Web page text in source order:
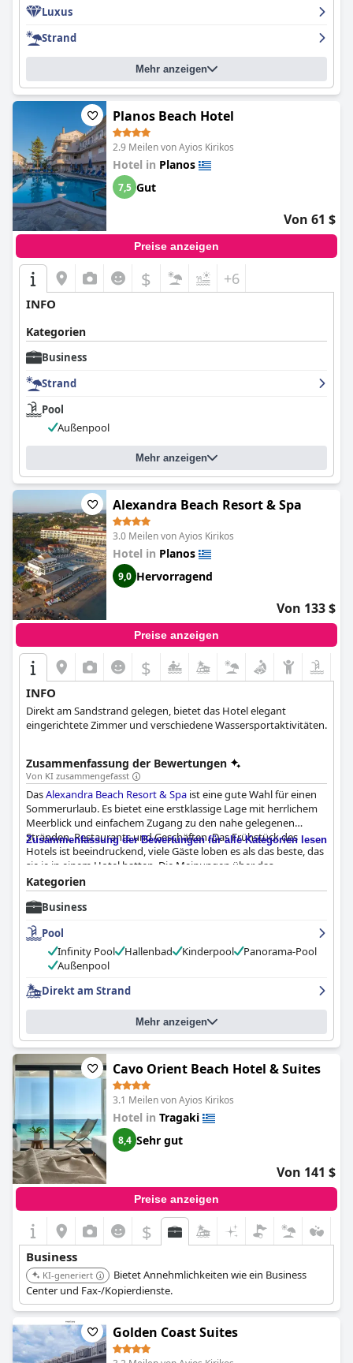
Luxus
Strand
Mehr anzeigen
Planos Beach Hotel
2.9 Meilen von Ayios Kirikos
Hotel in Planos
7,5 Gut
Von 61 $
Preise anzeigen
$ +6
INFO
Kategorien
Business
Strand
Pool
Außenpool
Mehr anzeigen
Alexandra Beach Resort & Spa
3.0 Meilen von Ayios Kirikos
Hotel in Planos
9,0 Hervorragend
Von 133 $
Preise anzeigen
$
INFO
Direkt am Sandstrand gelegen, bietet das Hotel elegant
eingerichtete Zimmer und verschiedene Wassersportaktivitäten.
Zusammenfassung der Bewertungen
Von KI zusammengefasst
DasAlexandra Beach Resort & Spa ist eine gute Wahl für einen
Sommerurlaub. Es bietet eine erstklassige Lage mit herrlichem
Meerblick und einfachem Zugang zu den nahe gelegenen
Stränden, Restaurants und Geschäften. Das Frühstück des
Hotels ist beeindruckend, viele Gäste loben es als das beste, das
sie je in einem Hotel hatten. Die Meinungen über das
Abendessen gehen zwar auseinander, aber die Auswahl an
Gerichten ist groß und bietet für jeden etwas. Die
hochmodernen und sauberen Zimmer bieten einen
atemberaubenden Blick auf das Meer und einige verfügen sogar
über einen eigenen Pool. Auch die Sauberkeit des Hotels wird
sehr gelobt, und die Gäste loben das Personal für sein
Engagement bei der Aufrechterhaltung der Hygiene während
einladend beschrieben, wobei mehrere Mitarbeiter für ihren
außergewöhnlichen Service namentlich erwähnt werden. Der
Poolbereich ist ein Highlight des Hotels mit atemberaubender
Aussicht und gut gepflegten Pools. Der Privatstrand des Hotels
wird ebenfalls sehr gelobt, da die Gäste die Sauberkeit und die
Nähe zu anderen Bars und Restaurants schätzen. Insgesamt
bietet dasAlexandra Beach Resort & Spaeinen komfortablen
und schönen Aufenthalt mit großartigen Einrichtungen und
außergewöhnlichem Personal.
Zusammenfassung der Bewertungen für alle Kategorien lesen
Kategorien
Business
Pool
Infinity Pool
Hallenbad Kinderpool
Panorama-Pool
Außenpool
Direkt am Strand
Mehr anzeigen
Cavo Orient Beach Hotel & Suites
3.1 Meilen von Ayios Kirikos
Hotel in Tragaki
8,4 Sehr gut
Von 141 $
Preise anzeigen
$
Business
KI-generiert
Bietet Annehmlichkeiten wie ein Business
Center und Fax-/Kopierdienste.
Golden Coast Suites